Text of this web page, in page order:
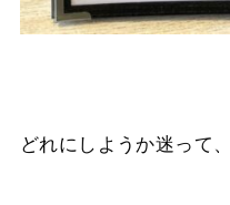
どれにしようか迷って、